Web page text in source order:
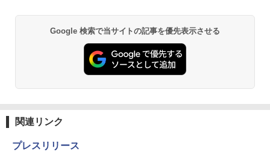
Google 検索で当サイトの記事を優先表示させる
関連リンク
プレスリリース